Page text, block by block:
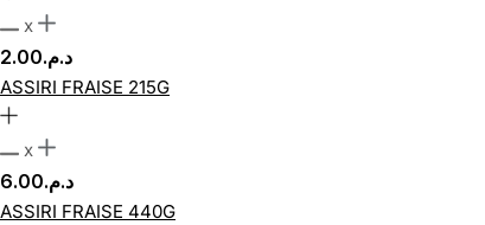
x
د.م.2.00
ASSIRI FRAISE 215G
x
د.م.6.00
ASSIRI FRAISE 440G